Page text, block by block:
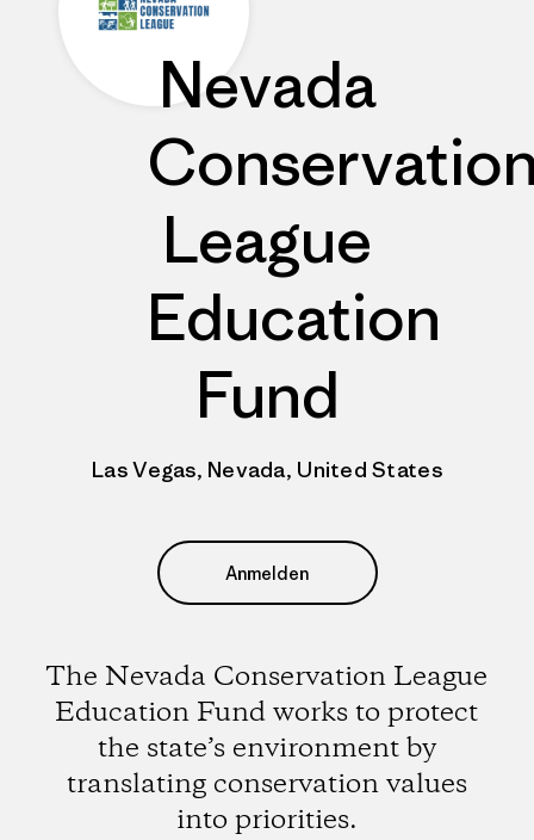
Nevada
League
Education
Fund
Las Vegas, Nevada, United States
Anmelden
The Nevada Conservation League
Education Fund works to protect
the state’s environment by
translating conservation values
into priorities.